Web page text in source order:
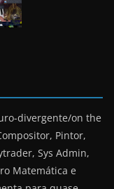
divergente/on the
Pintor,
Sys Admin,
Matemática e